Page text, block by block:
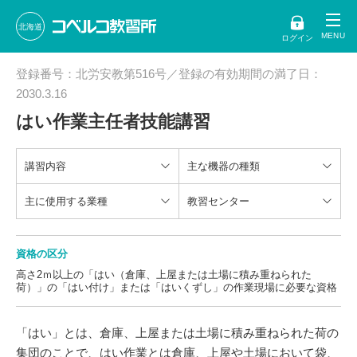
北海道
ログイン
登録番号：北労安教第516号／登録の有効期間の満了日：
2030.3.16
はい作業主任者技能講習
講習内容 主な機器の種類
主に使用する業種 教習センター
資格の区分
高さ2ｍ以上の「はい（倉庫、上屋または土場に積み重ねられた
荷）」の「はい付け」または「はいくずし」の作業現場に必要な資格
「はい」とは、倉庫、上屋または土場に積み重ねられた荷の
集団のことで、はい作業とは倉庫、上屋や土場において袋、